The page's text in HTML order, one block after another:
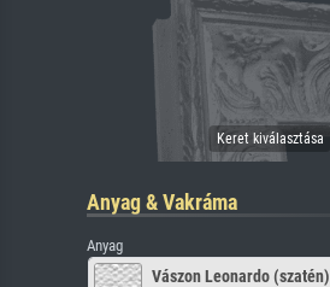
Anyag & Vakráma
Anyag
Vászon Leonardo (szatén)